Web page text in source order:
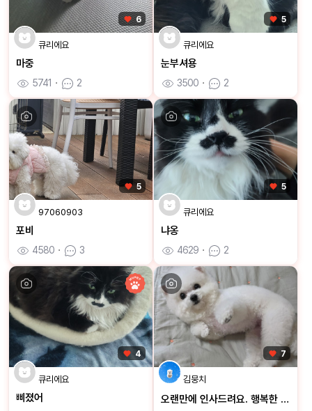
6
큐리에요
마중
5741 ㆍ 2
5
큐리에요
눈부셔용
3500 ㆍ 2
5
97060903
포비
4580 ㆍ 3
5
큐리에요
냐옹
4629 ㆍ 2
4
큐리에요
삐졌어
7
김뭉치
오랜만에 인사드려요. 행복한 하루 보내세요👍